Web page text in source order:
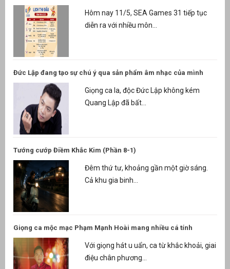
Hôm nay 11/5, SEA Games 31 tiếp tục
diễn ra với nhiều môn...
Đức Lập đang tạo sự chú ý qua sản phẩm âm nhạc của mình
Giọng ca la, độc Đức Lập không kém
Quang Lập đã bất...
Tướng cướp Điềm Khắc Kim (Phần 8-1)
Đêm thứ tư, khoảng gần một giờ sáng.
Cả khu gia binh...
Giọng ca mộc mạc Phạm Mạnh Hoài mang nhiều cá tính
Với giọng hát u uẩn, ca từ khắc khoải, giai
điệu chân phương...